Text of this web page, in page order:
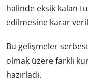
halinde eksik kalan
edilmesine karar
Bu gelişmeler
olmak üzere farklı
hazırladı.